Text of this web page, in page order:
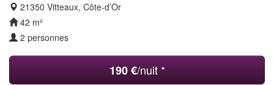
21350 Vitteaux, Côte-d’Or
42 m²
2 personnes
190 €/nuit *